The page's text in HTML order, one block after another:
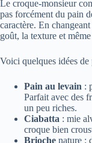
Le croque-monsieur
pas forcément du pain
caractère. En
goût, la texture et
Voici quelques idées
Pain au levain :
Parfait avec des
un peu riches.
Ciabatta : mie
croque bien
Brioche nature :